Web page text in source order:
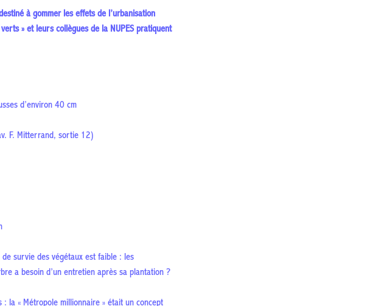
à gommer les effets de l’urbanisation
verts » et leurs collègues de la NUPES pratiquent
d’environ 40 cm
F. Mitterrand, sortie 12)
survie des végétaux est faible : les
a besoin d’un entretien après sa plantation ?
la « Métropole millionnaire » était un concept